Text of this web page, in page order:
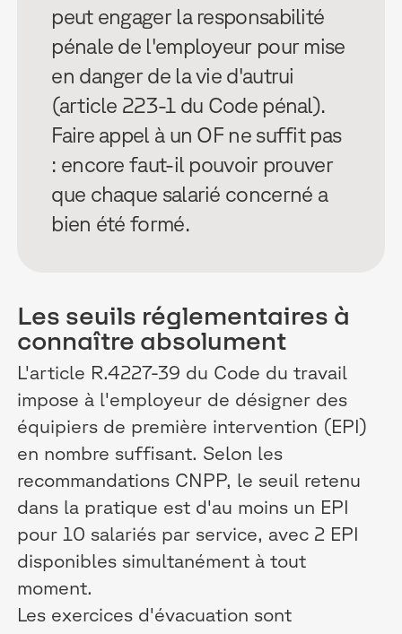
peut engager la responsabilité
pénale de l'employeur pour mise
en danger de la vie d'autrui
(article 223-1 du Code pénal).
Faire appel à un OF ne suffit pas
: encore faut-il pouvoir prouver
que chaque salarié concerné a
bien été formé.
Les seuils réglementaires à
connaître absolument
L'article R.4227-39 du Code du travail
impose à l'employeur de désigner des
équipiers de première intervention (EPI)
en nombre suffisant. Selon les
recommandations CNPP, le seuil retenu
dans la pratique est d'au moins un EPI
pour 10 salariés par service, avec 2 EPI
disponibles simultanément à tout
moment.
Les exercices d'évacuation sont